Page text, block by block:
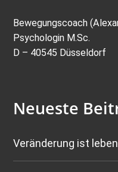
Bewegungscoach
Psychologin M.Sc.
D – 40545 Düsseldorf
Neueste
Veränderung ist